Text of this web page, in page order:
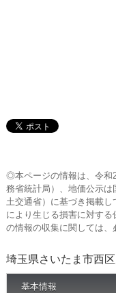
◎本ページの情報は、令和
務省統計局）、地価公示
土交通省）に基づき掲載
により生じる損害に対す
の情報の収集に関しては、
埼玉県さいたま市西
基本情報